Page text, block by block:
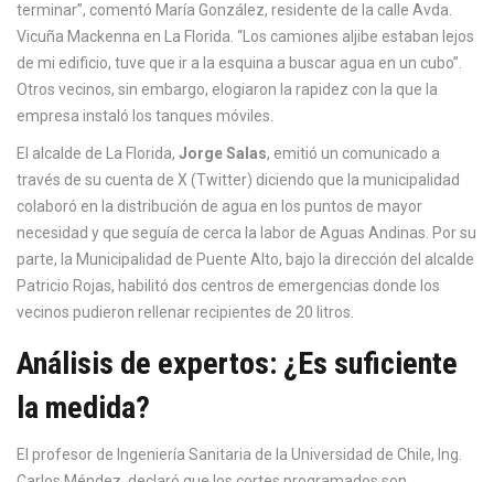
terminar”, comentó María González, residente de la calle Avda.
Vicuña Mackenna en La Florida. “Los camiones aljibe estaban lejos
de mi edificio, tuve que ir a la esquina a buscar agua en un cubo”.
Otros vecinos, sin embargo, elogiaron la rapidez con la que la
empresa instaló los tanques móviles.
El alcalde de La Florida, Jorge Salas, emitió un comunicado a
través de su cuenta de X (Twitter) diciendo que la municipalidad
colaboró en la distribución de agua en los puntos de mayor
necesidad y que seguía de cerca la labor de Aguas Andinas . Por su
parte, la Municipalidad de Puente Alto, bajo la dirección del alcalde
Patricio Rojas, habilitó dos centros de emergencias donde los
vecinos pudieron rellenar recipientes de 20 litros.
Análisis de expertos: ¿Es suficiente
la medida?
El profesor de Ingeniería Sanitaria de la Universidad de Chile, Ing.